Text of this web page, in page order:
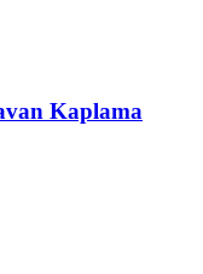
Kaplama